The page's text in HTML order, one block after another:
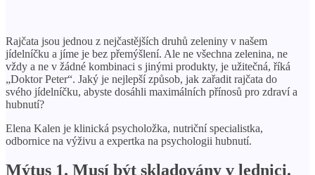
Rajčata jsou jednou z nejčastějších druhů zeleniny v našem
jídelníčku a jíme je bez přemýšlení. Ale ne všechna zelenina, ne
vždy a ne v žádné kombinaci s jinými produkty, je užitečná, říká
„Doktor Peter“. Jaký je nejlepší způsob, jak zařadit rajčata do
svého jídelníčku, abyste dosáhli maximálních přínosů pro zdraví a
hubnutí?
Elena Kalen je klinická psycholožka, nutriční specialistka,
odbornice na výživu a expertka na psychologii hubnutí.
Mýtus 1. Musí být skladovány v lednici.